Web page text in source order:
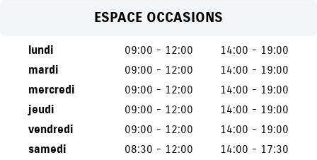
ESPACE OCCASIONS
lundi 09:00 - 12:00
14:00 - 19:00
mardi
09:00 - 12:00
14:00 - 19:00
mercredi
09:00 - 12:00
14:00 - 19:00
jeudi
09:00 - 12:00
14:00 - 19:00
vendredi
09:00 - 12:00
14:00 - 19:00
samedi
08:30 - 12:00 14:00 - 17:30